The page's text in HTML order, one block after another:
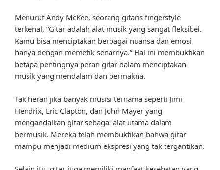
Menurut Andy McKee, seorang gitaris fingerstyle
terkenal, “Gitar adalah alat musik yang sangat fleksibel.
Kamu bisa menciptakan berbagai nuansa dan emosi
hanya dengan memetik senarnya.” Hal ini membuktikan
betapa pentingnya peran gitar dalam menciptakan
musik yang mendalam dan bermakna.
Tak heran jika banyak musisi ternama seperti Jimi
Hendrix, Eric Clapton, dan John Mayer yang
mengandalkan gitar sebagai alat utama dalam
bermusik. Mereka telah membuktikan bahwa gitar
mampu menjadi medium ekspresi yang tak tergantikan.